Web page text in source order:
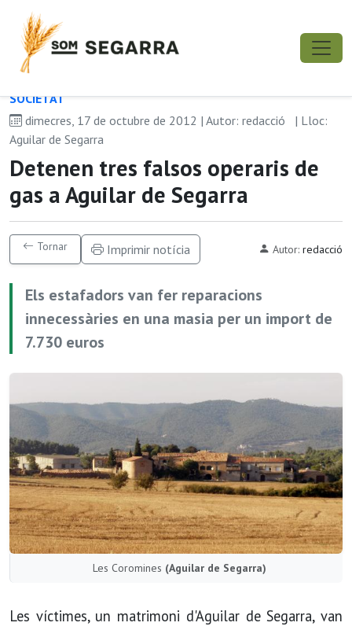
SOCIETAT
dimecres, 17 de octubre de 2012 | Autor: redacció
| Lloc:
Aguilar de Segarra
Detenen tres falsos operaris de
gas a Aguilar de Segarra
Tornar Imprimir notícia Autor: redacció
Els estafadors van fer reparacions
innecessàries en una masia per un import de
7.730 euros
Les Coromines (Aguilar de Segarra)
Les víctimes, un matrimoni d'Aguilar de Segarra, van